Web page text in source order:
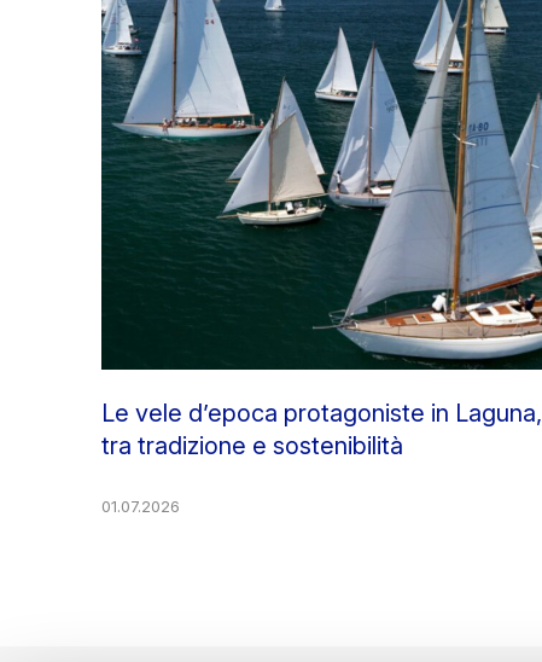
Le vele d’epoca protagoniste in Laguna,
tra tradizione e sostenibilità
01.07.2026